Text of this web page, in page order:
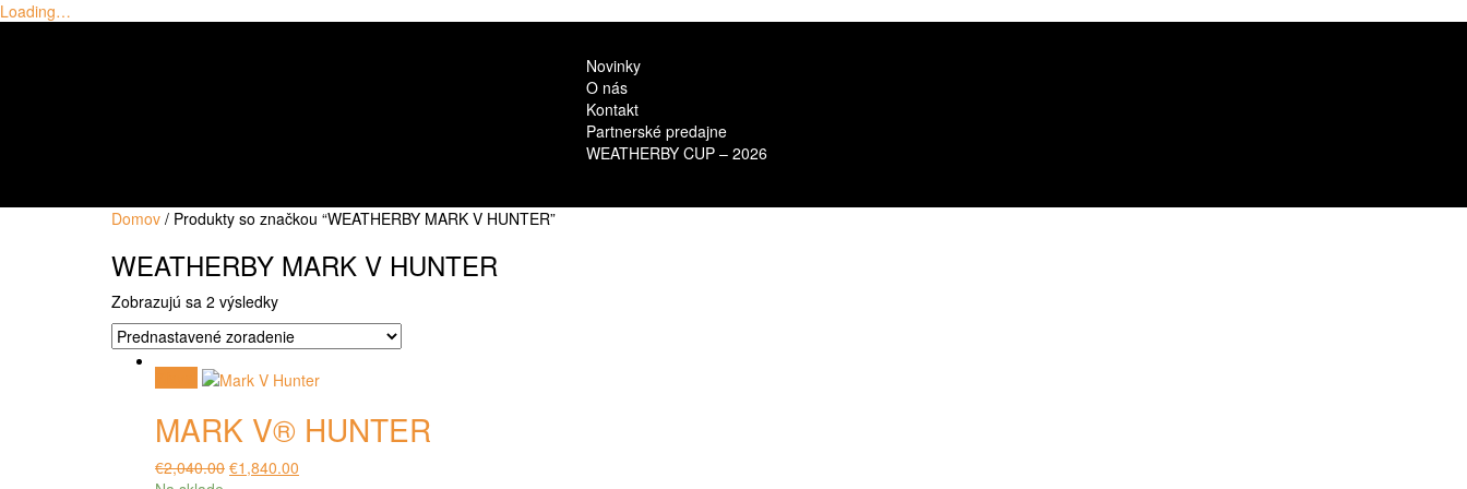
Loading…
Novinky
O nás
Kontakt
Partnerské predajne
WEATHERBY CUP – 2026
Domov / Produkty so značkou “WEATHERBY MARK V HUNTER”
WEATHERBY MARK V HUNTER
Zobrazujú sa 2 výsledky
MARK V® HUNTER
€2,040.00 Pôvodná
€1,840.00